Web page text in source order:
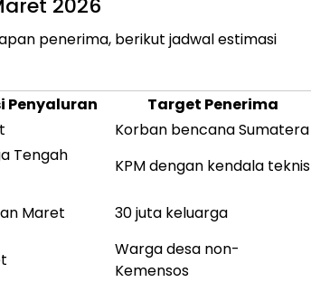
2026
penerima, berikut jadwal estimasi
Penyaluran
Target Penerima
Korban bencana Sumatera
Tengah
KPM dengan kendala teknis
Maret 30 juta keluarga
Warga desa non-
Kemensos